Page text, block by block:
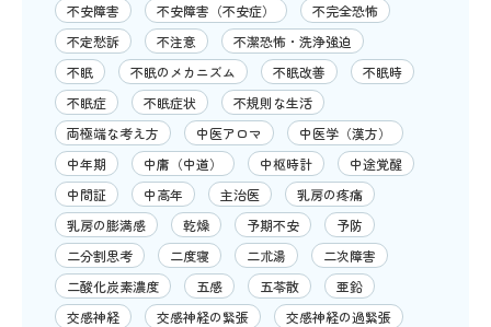
不安障害
不安障害（不安症）
不完全恐怖
不定愁訴
不注意
不潔恐怖・洗浄強迫
不眠
不眠のメカニズム 不眠改善
不眠時
不眠症
不眠症状
不規則な生活
両極端な考え方
中医アロマ
中医学（漢方）
中年期
中庸（中道） 中枢時計
中途覚醒
中間証
中高年 主治医
乳房の疼痛
乳房の膨満感
乾燥 予期不安
予防
二分割思考
二度寝 二朮湯
二次障害
二酸化炭素濃度
五感 五苓散
亜鉛
交感神経
交感神経の緊張
交感神経の過緊張